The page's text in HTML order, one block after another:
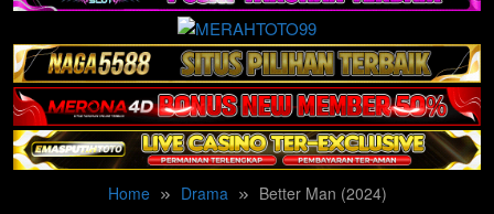
Home Drama
Better Man (2024)